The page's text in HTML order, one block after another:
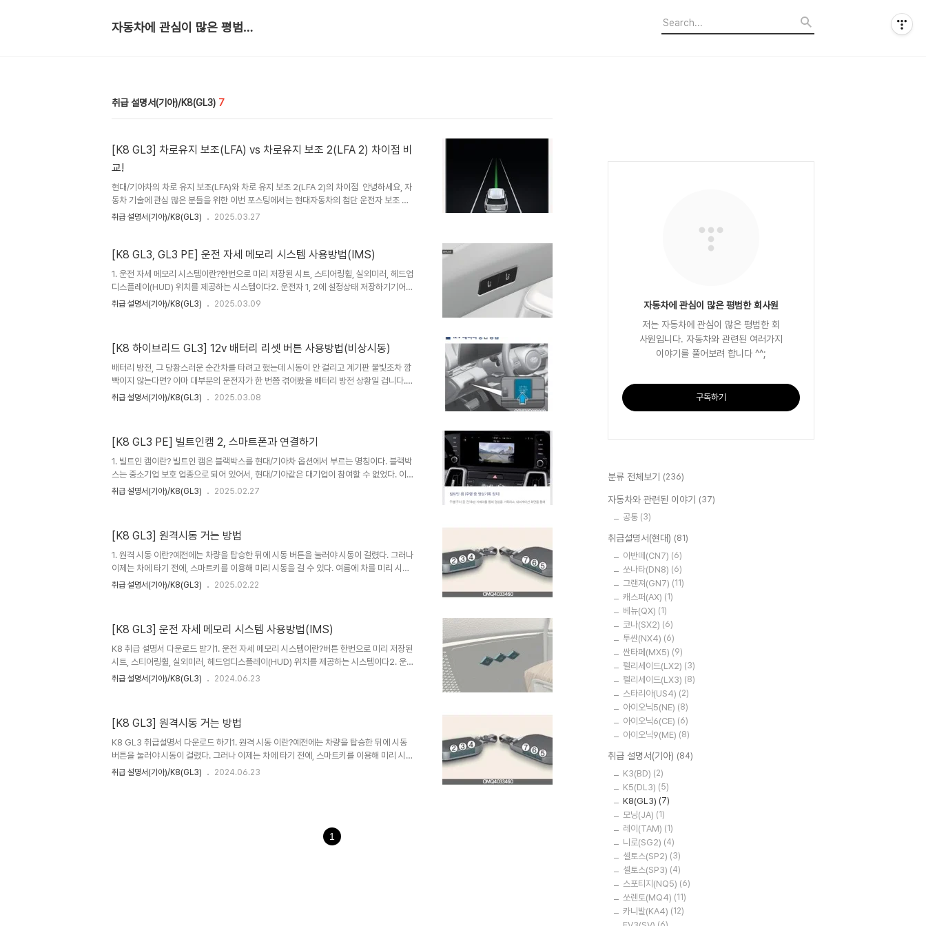
자동차에 관심이 많은 평범한 회사원
취급 설명서(기아)/K8(GL3) 7
[K8 GL3] 차로유지 보조(LFA) vs 차로유지 보조 2(LFA 2) 차이점 비
교!
현대/기아차의 차로 유지 보조(LFA)와 차로 유지 보조 2(LFA 2)의 차이점 안녕하세요, 자
동차 기술에 관심 많은 분들을 위한 이번 포스팅에서는 현대자동차의 첨단 운전자 보조 시
스템(ADAS) 중 하나인 차로 유지 보조(Lane Following Assist, LFA)와 그 업그레이드
단하면서도 알기 쉽게 설명해볼게요!차로 유지 보조(LFA)란?먼저, 차로 유지 보조(LFA)는
행할 수 있도록 돕는 시스템입니다. 전..
취급 설명서(기아)/K8(GL3) 2025.03.27
[K8 GL3, GL3 PE] 운전 자세 메모리 시스템 사용방법(IMS)
1. 운전 자세 메모리 시스템이란?한번으로 미리 저장된 시트, 스티어링휠, 실외미러, 헤드업
디스플레이(HUD) 위치를 제공하는 시스템이다2. 운전자 1, 2에 설정상태 저장하기기어단
을 P에 둔다좌석, 스티어링휠, 실외 미러, HUD를 세팅한다승차 자세 메모리 버튼 1번 or 2
우는 별로 없겠지만, 만일 해야할 경우가 있다면 아래 절차를 따른다 1) 시동을 켠다 2) 운
전자 시트를 최대한 앞으로 당기고, 등받이를 최대한 앞으로 젖힌다 3) ..
취급 설명서(기아)/K8(GL3) 2025.03.09
[K8 하이브리드 GL3] 12v 배터리 리셋 버튼 사용방법(비상시동)
배터리 방전, 그 당황스러운 순간차를 타려고 했는데 시동이 안 걸리고 계기판 불빛조차 깜
빡이지 않는다면? 아마 대부분의 운전자가 한 번쯤 겪어봤을 배터리 방전 상황일 겁니다.
특히 겨울철이나 장기 주차 후에 이런 일이 생기면 당황스럽고 막막하기 그지없죠. 보통은
버튼주기적인 교체가 필요한 일반 12V 배터리가 아닌, HEV 고전압 배터리에 통합된 배터
리가 적용됩니다. 배터리 방전이 의심되는 경우, 점프 스타트를 시도하기 전에 우선 12V ..
취급 설명서(기아)/K8(GL3) 2025.03.08
[K8 GL3 PE] 빌트인캠 2, 스마트폰과 연결하기
1. 빌트인 캠이란? 빌트인 캠은 블랙박스를 현대/기아차 옵션에서 부르는 명칭이다. 블랙박
스는 중소기업 보호 업종으로 되어 있어서, 현대/기아같은 대기업이 참여할 수 없었다. 이후
법률이 개정되면서 현대/기아 에서도 개발해 순정 옵션으로 적용되고 있다. 빌트인캠 1 vs
2 라고 이름까지common-engineer-ji.com 2. 와이파이 연결하기(요약)와이파이를 연
결해 영상을 다운받는 순서를 알아보자 1) Ki..
취급 설명서(기아)/K8(GL3) 2025.02.27
[K8 GL3] 원격시동 거는 방법
1. 원격 시동 이란?예전에는 차량을 탑승한 뒤에 시동 버튼을 눌러야 시동이 걸렸다. 그러나
이제는 차에 타기 전에, 스마트키를 이용해 미리 시동을 걸 수 있다. 여름에 차를 미리 시원
하게 한다거나, 반대로 겨울에 차를 미리 따뜻하게 하기 위해서 사용할 수 있다. 2. 원격 시
스마트키를 휴대하지 않고 탑승하면 안된다원격으로 시동 건 후, 10분이내에 차량에 탑승
하지 않으면 자동으로 시동이 꺼진다10m 밖에선 작동하지 않는다5. 마무리..
취급 설명서(기아)/K8(GL3) 2025.02.22
[K8 GL3] 운전 자세 메모리 시스템 사용방법(IMS)
K8 취급 설명서 다운로드 받기1. 운전 자세 메모리 시스템이란?버튼 한번으로 미리 저장된
시트, 스티어링휠, 실외미러, 헤드업디스플레이(HUD) 위치를 제공하는 시스템이다2. 운전
자 1, 2, 3에 설정상태 저장하기1. 내 운전자세에 맞게 시트, 스티어링휠, 실외미러, 헤드업
탑승한 뒤, 본인이 저장했던 포지션 번호를 누르면 된다4.초기화 하기초기화 할 경우는 별
로 없겠지만, 만일 해야할 경우가 있다면 아래 절차를 따른다 1) ..
취급 설명서(기아)/K8(GL3) 2024.06.23
[K8 GL3] 원격시동 거는 방법
K8 GL3 취급설명서 다운로드 하기1. 원격 시동 이란?예전에는 차량을 탑승한 뒤에 시동
버튼을 눌러야 시동이 걸렸다. 그러나 이제는 차에 타기 전에, 스마트키를 이용해 미리 시동
을 걸 수 있다. 여름에 차를 미리 시원하게 한다거나, 반대로 겨울에 차를 미리 따뜻하게 하
동 건 후, 10분이내에 차량에 탑승하지 않으면 자동으로 시동이 꺼진다10..
취급 설명서(기아)/K8(GL3) 2024.06.23
1
자동차에 관심이 많은 평범한 회사원
저는 자동차에 관심이 많은 평범한 회
사원입니다. 자동차와 관련된 여러가지
이야기를 풀어보려 합니다 ^^;
구독하기
분류 전체보기 (236)
자동차와 관련된 이야기 (37)
공통 (3)
취급설명서(현대) (81)
아반떼(CN7) (6)
쏘나타(DN8) (6)
그랜져(GN7) (11)
캐스퍼(AX) (1)
베뉴(QX) (1)
코나(SX2) (6)
투싼(NX4) (6)
싼타페(MX5) (9)
펠리세이드(LX2) (3)
펠리세이드(LX3) (8)
스타리아(US4) (2)
아이오닉5(NE) (8)
아이오닉6(CE) (6)
아이오닉9(ME) (8)
취급 설명서(기아) (84)
K3(BD) (2)
K5(DL3) (5)
K8(GL3) (7)
모닝(JA) (1)
레이(TAM) (1)
니로(SG2) (4)
셀토스(SP2) (3)
셀토스(SP3) (4)
스포티지(NQ5) (6)
쏘렌토(MQ4) (11)
카니발(KA4) (12)